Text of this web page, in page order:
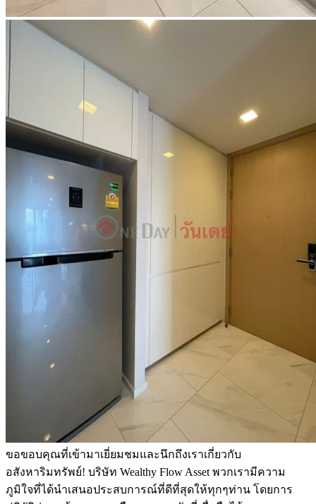
ขอขอบคุณที่เข้ามาเยี่ยมชมและนึกถึงเราเกี่ยวกับ
อสังหาริมทรัพย์! บริษัท Wealthy Flow Asset พวกเรามีความ
ภูมิใจที่ได้นำเสนอประสบการณ์ที่ดีที่สุดให้ทุกๆท่าน โดยการ